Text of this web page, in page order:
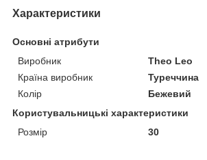
Характеристики
Основні атрибути
Виробник
Theo Leo
Країна виробник
Туреччина
Колір
Бежевий
Користувальницькі характеристики
Розмір
30